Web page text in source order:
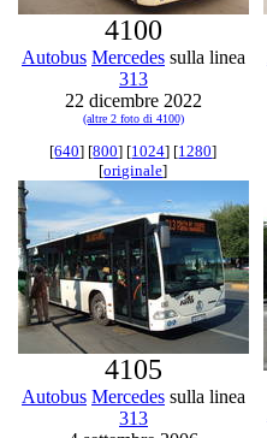
4100
Autobus Mercedes sulla linea
313
22 dicembre 2022
(altre 2 foto di 4100)
[640] [800] [1024] [1280]
[originale]
4105
Autobus Mercedes sulla linea
313